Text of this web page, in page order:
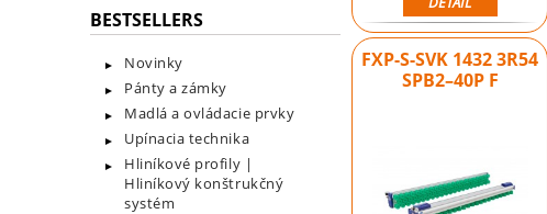
BESTSELLERS
Novinky
Pánty a zámky
Madlá a ovládacie prvky
Upínacia technika
Hliníkové profily |
Hliníkový konštrukčný
systém
FXP-S-SVK 1432 3R54
SPB2–40P F